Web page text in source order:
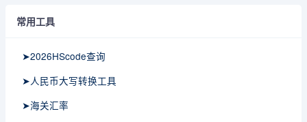
常用工具
➤2026HScode查询
➤人民币大写转换工具
➤海关汇率